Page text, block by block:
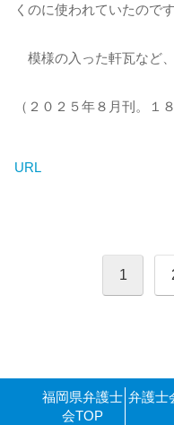
くのに使われていたのです
模様の入った軒瓦など
（２０２５年８月刊。１
URL
1
福岡県弁護士
会TOP
弁護士